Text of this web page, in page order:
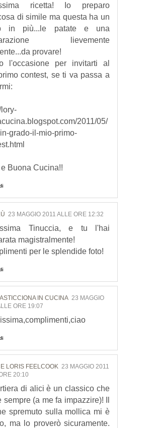
ricetta! Io preparo
di simile ma questa ha un
in più...le patate e una
lievemente
provare!
l'occasione per invitarti al
contest, se ti va passa a
lory-
2011/05/
grado-il-mio-primo-
Buona Cucina!!
23 MAGGIO 2011 ALLE ORE 12:32
Tinuccia, e tu l'hai
magistralmente!
per le splendide foto!
IN CUCINA 23 MAGGIO
ORE 19:07
LORIS FEELCOOK 23 MAGGIO 2011
20:10
di alici è un classico che
sempre (a me fa impazzire)! Il
spremuto sulla mollica mi è
ma lo proverò sicuramente.